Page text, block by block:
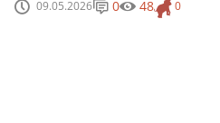
09.05.2026 0
0 48